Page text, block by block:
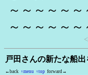
～～～～～
～～～～～
戸田さんの新たな船
←back ↑menu ↑top forward→